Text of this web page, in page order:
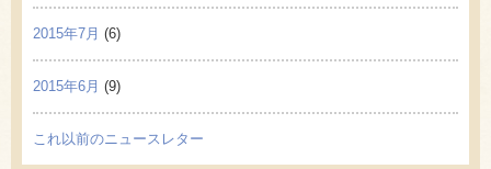
2015年7月 (6)
2015年6月 (9)
これ以前のニュースレター